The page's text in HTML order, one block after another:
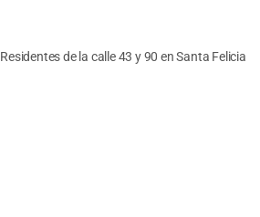
Residentes de la calle 43 y 90 en Santa Felicia